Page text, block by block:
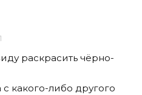
раскрасить чёрно-
какого-либо другого